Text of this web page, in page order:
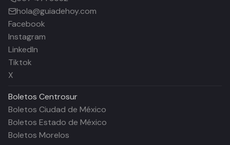
hola@guiadehoy.com
Facebook
Instagram
LinkedIn
Tiktok
X
Boletos Centrosur
Boletos Ciudad de México
Boletos Estado de México
Boletos Morelos